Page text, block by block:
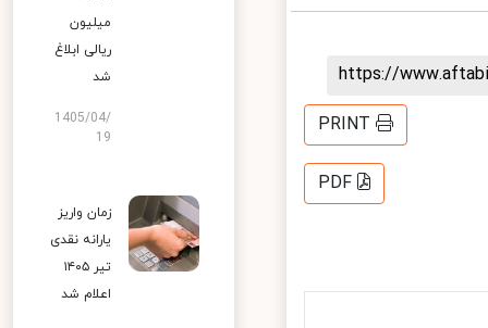
https://
PRINT
PDF
میلیون
ریالی ابلاغ
شد
1405/04/
19
زمان واریز
یارانه نقدی
تیر ۱۴۰۵
اعلام شد